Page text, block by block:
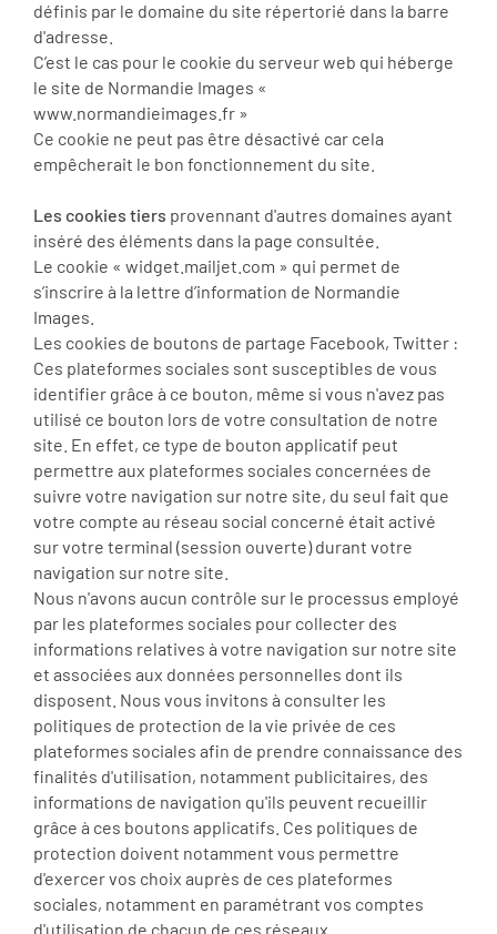
définis par le domaine du site répertorié dans la barre
d'adresse.
C’est le cas pour le cookie du serveur web qui héberge
le site de Normandie Images «
www.normandieimages.fr »
Ce cookie ne peut pas être désactivé car cela
empêcherait le bon fonctionnement du site.
Les cookies tiers provennant d'autres domaines ayant
inséré des éléments dans la page consultée.
Le cookie « widget.mailjet.com » qui permet de
s’inscrire à la lettre d’information de Normandie
Images.
Les cookies de boutons de partage Facebook, Twitter :
Ces plateformes sociales sont susceptibles de vous
identifier grâce à ce bouton, même si vous n'avez pas
utilisé ce bouton lors de votre consultation de notre
site. En effet, ce type de bouton applicatif peut
permettre aux plateformes sociales concernées de
suivre votre navigation sur notre site, du seul fait que
votre compte au réseau social concerné était activé
sur votre terminal (session ouverte) durant votre
navigation sur notre site.
Nous n'avons aucun contrôle sur le processus employé
par les plateformes sociales pour collecter des
informations relatives à votre navigation sur notre site
et associées aux données personnelles dont ils
disposent. Nous vous invitons à consulter les
politiques de protection de la vie privée de ces
plateformes sociales afin de prendre connaissance des
finalités d'utilisation, notamment publicitaires, des
informations de navigation qu'ils peuvent recueillir
grâce à ces boutons applicatifs. Ces politiques de
protection doivent notamment vous permettre
d'exercer vos choix auprès de ces plateformes
sociales, notamment en paramétrant vos comptes
d'utilisation de chacun de ces réseaux.